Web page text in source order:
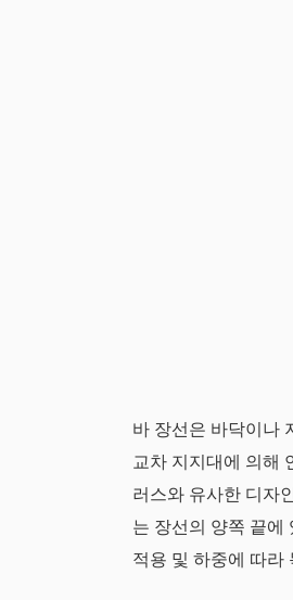
바 장선은 바닥이나
교차 지지대에 의해
러스와 유사한 디자
는 장선의 양쪽 끝에
적용 및 하중에 따라